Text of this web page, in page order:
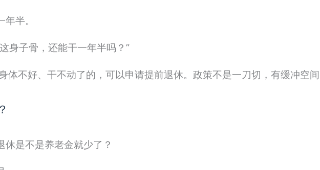
半。
身子骨，还能干一年半吗？”
体不好、干不动了的，可以申请提前退休。政策不是一刀切，有缓冲空
休是不是养老金就少了？